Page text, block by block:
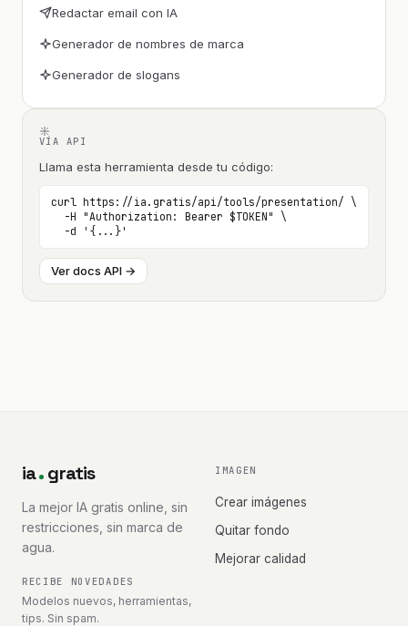
Redactar email con IA
Generador de nombres de marca
Generador de slogans
VÍA API
Llama esta herramienta desde tu código:
curl https://ia.gratis/api/tools/presentation/ \
  -H "Authorization: Bearer $TOKEN" \
  -d '{...}'
Ver docs API →
ia gratis
La mejor IA gratis online, sin
restricciones, sin marca de
agua.
RECIBE NOVEDADES
Modelos nuevos, herramientas,
tips. Sin spam.
IMAGEN
Crear imágenes
Quitar fondo
Mejorar calidad